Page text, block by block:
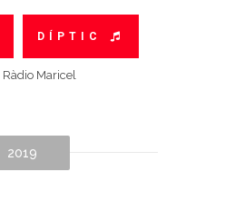
DÍPTIC
Ràdio Maricel
2019